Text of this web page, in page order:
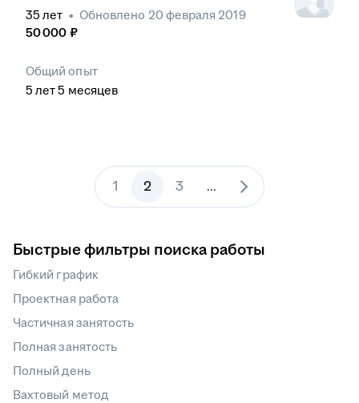
35 лет • Обновлено 20 февраля 2019
50 000 ₽
Общий опыт
5 лет 5 месяцев
1 2 3 ...
Быстрые фильтры поиска работы
Гибкий график
Проектная работа
Частичная занятость
Полная занятость
Полный день
Вахтовый метод